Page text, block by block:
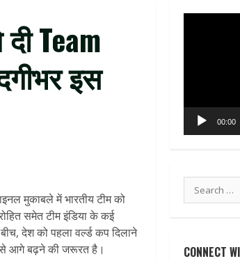
Team
इस
मुकाबले में भारतीय टीम को
समेत टीम इंडिया के कई
देश को पहला वर्ल्ड कप दिलाने
से आगे बढ़ने की जरूरत है।
00:00
Search
for:
CONNECT